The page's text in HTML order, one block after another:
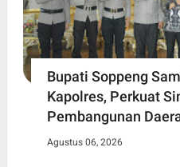
Bupati Soppeng
Kapolres, Perkuat
Pembangunan
Agustus 06, 2026